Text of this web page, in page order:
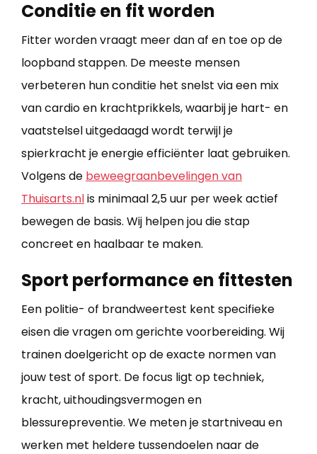
Conditie en fit worden
Fitter worden vraagt meer dan af en toe op de
loopband stappen. De meeste mensen
verbeteren hun conditie het snelst via een mix
van cardio en krachtprikkels, waarbij je hart- en
vaatstelsel uitgedaagd wordt terwijl je
spierkracht je energie efficiënter laat gebruiken.
Volgens de beweegraanbevelingen van
Thuisarts.nl​ is minimaal 2,5 uur per week actief
bewegen de basis. Wij helpen jou die stap
concreet en haalbaar te maken.
Sport performance en fittesten
Een politie- of brandweertest kent specifieke
eisen die vragen om gerichte voorbereiding. Wij
trainen doelgericht op de exacte normen van
jouw test of sport. De focus ligt op techniek,
kracht, uithoudingsvermogen en
blessurepreventie. We meten je startniveau en
werken met heldere tussendoelen naar de